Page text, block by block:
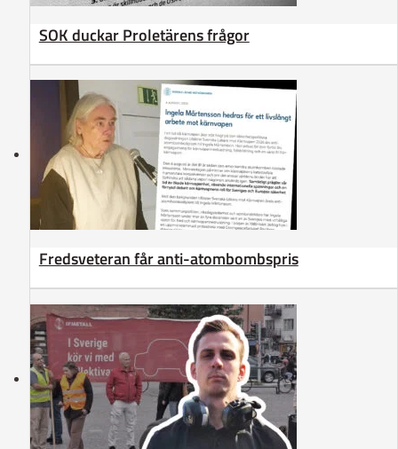
SOK duckar Proletärens frågor
Fredsveteran får anti-atombombspris